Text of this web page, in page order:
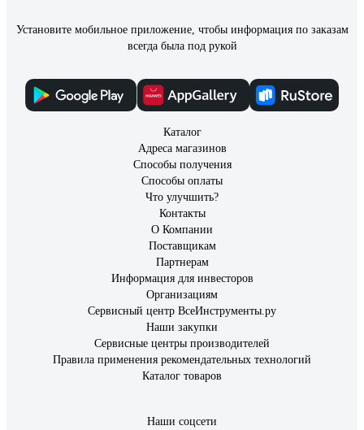
Установите мобильное приложение, чтобы информация по заказам
всегда была под рукой
Каталог
Адреса магазинов
Способы получения
Способы оплаты
Что улучшить?
Контакты
О Компании
Поставщикам
Партнерам
Информация для инвесторов
Организациям
Сервисный центр ВсеИнструменты.ру
Наши закупки
Сервисные центры производителей
Правила применения рекомендательных технологий
Каталог товаров
Наши соцсети